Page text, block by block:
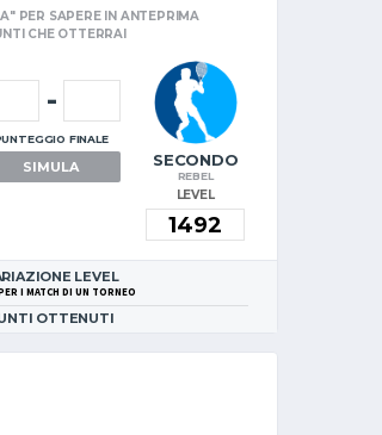
PER SAPERE IN ANTEPRIMA
CHE OTTERRAI
-
FINALE
SIMULA SECONDO
REBEL
LEVEL
LEVEL
I MATCH DI UN TORNEO
OTTENUTI